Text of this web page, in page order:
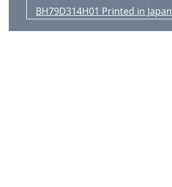
BH79D314H01 Printed in Japan